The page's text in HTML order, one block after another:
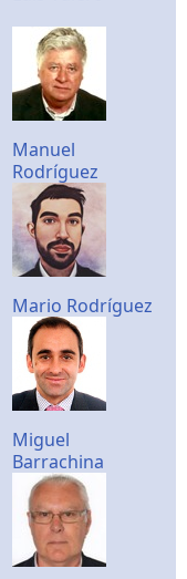
Manuel
Rodríguez
Mario Rodríguez
Miguel
Barrachina